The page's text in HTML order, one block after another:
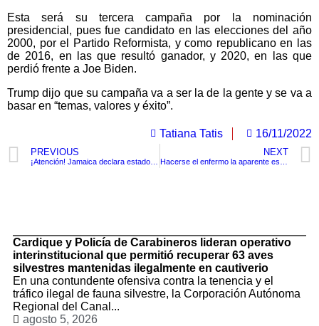
Esta será su tercera campaña por la nominación
presidencial, pues fue candidato en las elecciones del año
2000, por el Partido Reformista, y como republicano en las
de 2016, en las que resultó ganador, y 2020, en las que
perdió frente a Joe Biden.
Trump dijo que su campaña va a ser la de la gente y se va a
basar en “temas, valores y éxito”.
Tatiana Tatis 16/11/2022
PREVIOUS NEXT
Cardique y Policía de Carabineros lideran operativo
interinstitucional que permitió recuperar 63 aves
silvestres mantenidas ilegalmente en cautiverio
En una contundente ofensiva contra la tenencia y el
tráfico ilegal de fauna silvestre, la Corporación Autónoma
Regional del Canal...
agosto 5, 2026